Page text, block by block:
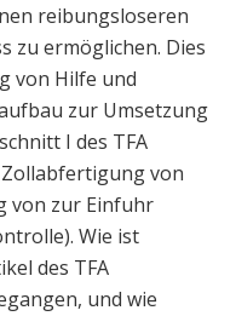
reibungsloseren
zu ermöglichen. Dies
von Hilfe und
zur Umsetzung
I des TFA
von
von zur Einfuhr
Wie ist
des TFA
und wie